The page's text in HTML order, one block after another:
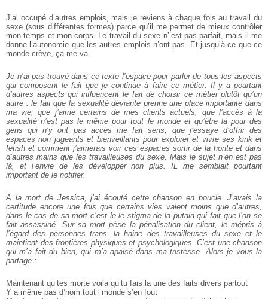
J’ai occupé d’autres emplois, mais je reviens à chaque fois au travail du
sexe (sous différentes formes) parce qu’il me permet de mieux contrôler
mon temps et mon corps. Le travail du sexe n’’est pas parfait, mais il me
donne l’autonomie que les autres emplois n’ont pas. Et jusqu’à ce que ce
monde crève, ça me va.
Je n’ai pas trouvé dans ce texte l’espace pour parler de tous les aspects
qui composent le fait que je continue à faire ce métier. Il y a pourtant
d’autres aspects qui influencent le fait de choisir ce métier plutôt qu’un
autre : le fait que la sexualité déviante prenne une place importante dans
ma vie, que j’aime certains de mes clients actuels, que l’accès à la
sexualité n’est pas le même pour tout le monde et qu’être là pour des
gens qui n’y ont pas accès me fait sens, que j’essaye d’offrir des
espaces non jugeants et bienveillants pour explorer et vivre ses kink et
fetish et comment j’aimerais voir ces espaces sortir de la honte et dans
d’autres mains que les travailleuses du sexe. Mais le sujet n’en est pas
là, et l’envie de les développer non plus. IL me semblait pourtant
important de le notifier.
A la mort de Jessica, j’ai écouté cette chanson en boucle. J’avais la
certitude encore une fois que certains vies valent moins que d’autres,
dans le cas de sa mort c’est le le stigma de la putain qui fait que l’on se
fait assassiné. Sur sa mort pèse la pénalisation du client, le mépris à
l’égard des personnes trans, la haine des travailleuses du sexe et le
maintient des frontières physiques et psychologiques. C’est une chanson
qui m’a fait du bien, qui m’a apaisé dans ma tristesse. Alors je vous la
partage :
Maintenant qu’tes morte voila qu’tu fais la une des faits divers partout
Y a même pas d’nom tout l’monde s’en fout